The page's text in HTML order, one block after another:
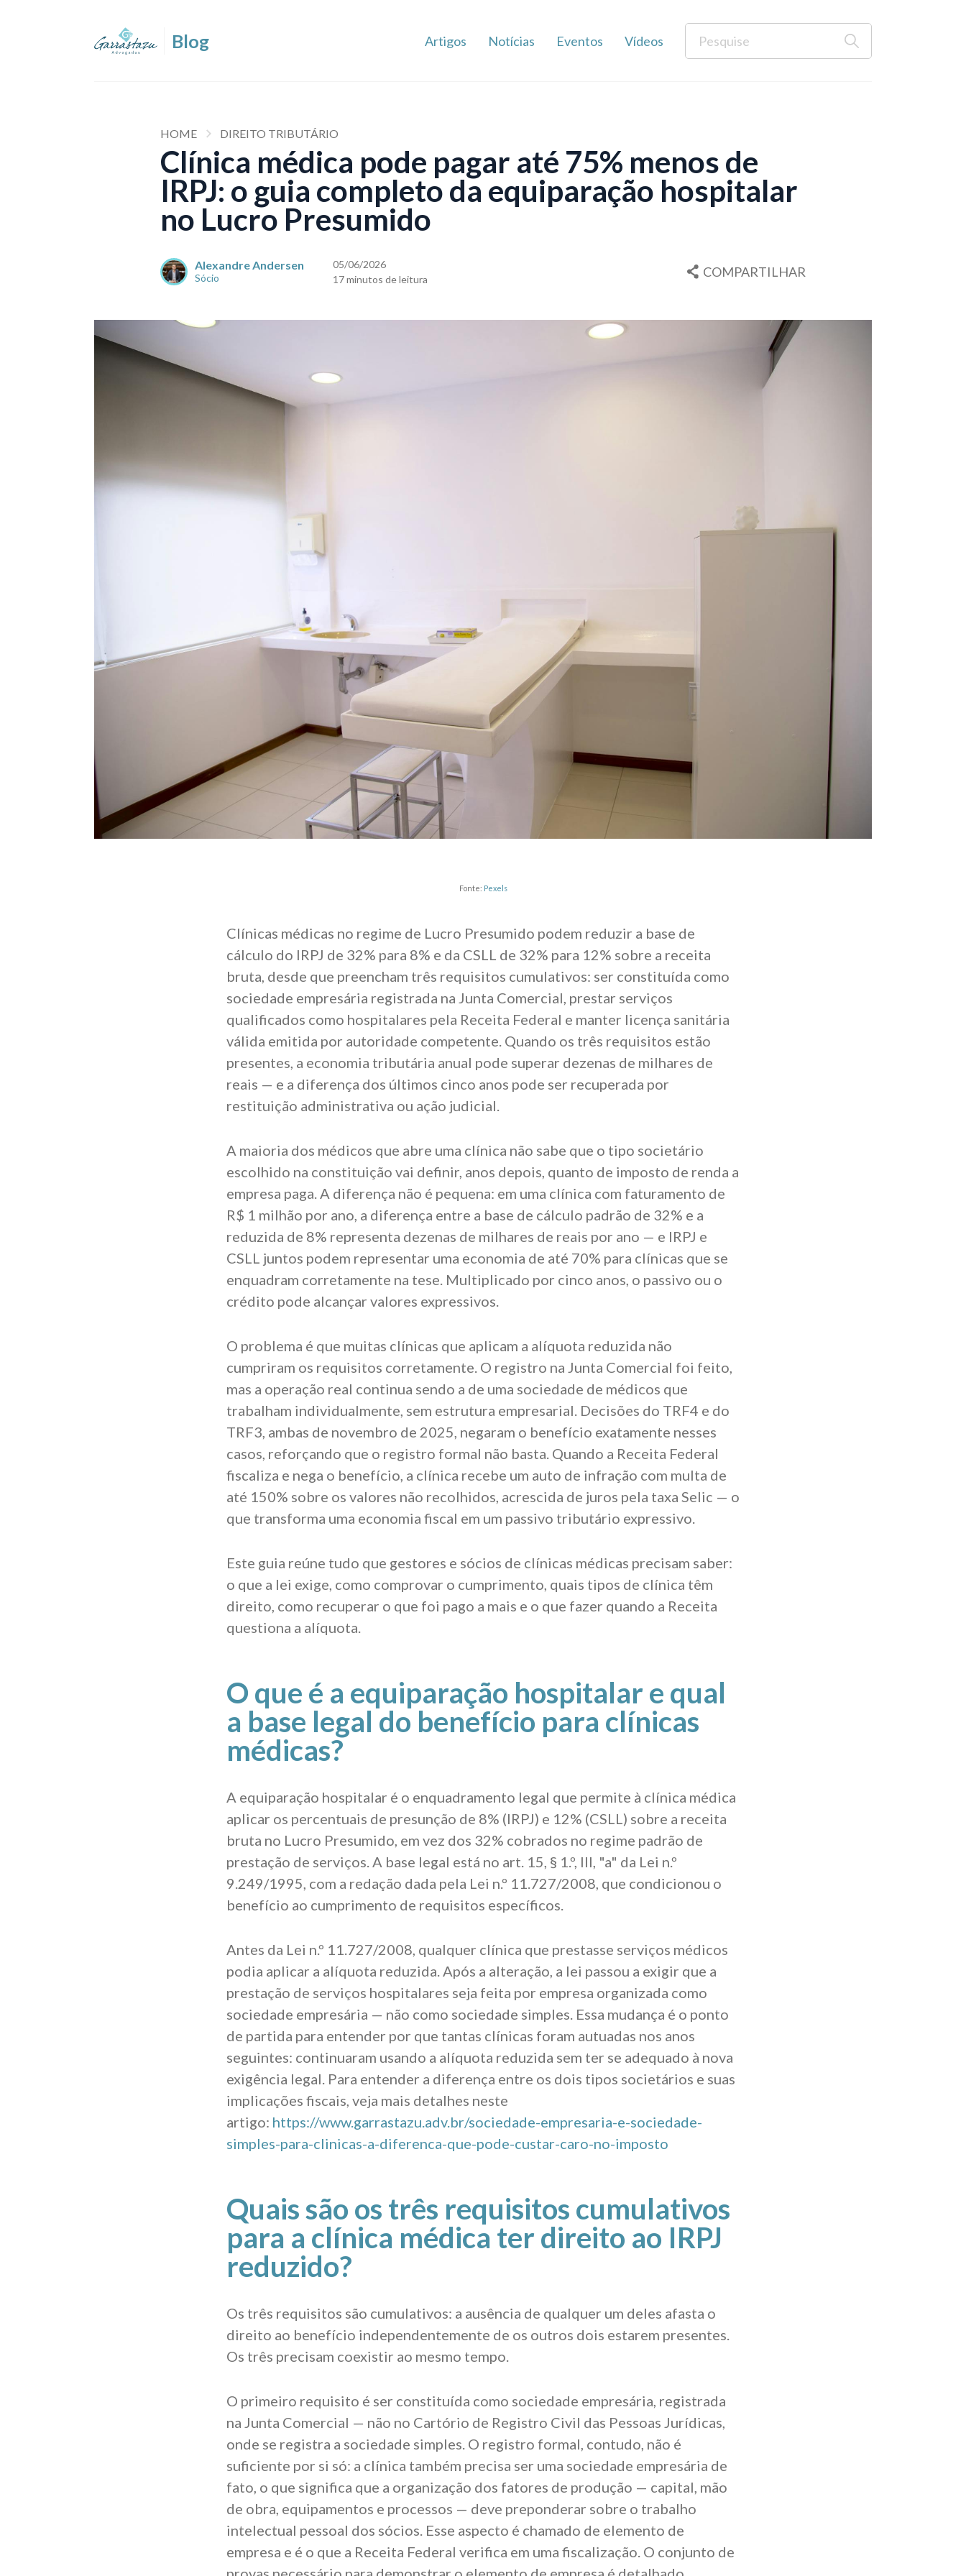
Artigos Notícias Eventos Vídeos
HOME DIREITO TRIBUTÁRIO
Clínica médica pode pagar até 75% menos de
IRPJ: o guia completo da equiparação hospitalar
no Lucro Presumido
Alexandre Andersen
Sócio
05/06/2026
17 minutos de leitura
COMPARTILHAR
Fonte: Pexels
Clínicas médicas no regime de Lucro Presumido podem reduzir a base de
cálculo do IRPJ de 32% para 8% e da CSLL de 32% para 12% sobre a receita
bruta, desde que preencham três requisitos cumulativos: ser constituída como
sociedade empresária registrada na Junta Comercial, prestar serviços
qualificados como hospitalares pela Receita Federal e manter licença sanitária
válida emitida por autoridade competente. Quando os três requisitos estão
presentes, a economia tributária anual pode superar dezenas de milhares de
reais — e a diferença dos últimos cinco anos pode ser recuperada por
restituição administrativa ou ação judicial.
A maioria dos médicos que abre uma clínica não sabe que o tipo societário
escolhido na constituição vai definir, anos depois, quanto de imposto de renda a
empresa paga. A diferença não é pequena: em uma clínica com faturamento de
R$ 1 milhão por ano, a diferença entre a base de cálculo padrão de 32% e a
reduzida de 8% representa dezenas de milhares de reais por ano — e IRPJ e
CSLL juntos podem representar uma economia de até 70% para clínicas que se
enquadram corretamente na tese. Multiplicado por cinco anos, o passivo ou o
crédito pode alcançar valores expressivos.
O problema é que muitas clínicas que aplicam a alíquota reduzida não
cumpriram os requisitos corretamente. O registro na Junta Comercial foi feito,
mas a operação real continua sendo a de uma sociedade de médicos que
trabalham individualmente, sem estrutura empresarial. Decisões do TRF4 e do
TRF3, ambas de novembro de 2025, negaram o benefício exatamente nesses
casos, reforçando que o registro formal não basta. Quando a Receita Federal
fiscaliza e nega o benefício, a clínica recebe um auto de infração com multa de
até 150% sobre os valores não recolhidos, acrescida de juros pela taxa Selic — o
que transforma uma economia fiscal em um passivo tributário expressivo.
Este guia reúne tudo que gestores e sócios de clínicas médicas precisam saber:
o que a lei exige, como comprovar o cumprimento, quais tipos de clínica têm
direito, como recuperar o que foi pago a mais e o que fazer quando a Receita
questiona a alíquota.
O que é a equiparação hospitalar e qual
a base legal do benefício para clínicas
médicas?
A equiparação hospitalar é o enquadramento legal que permite à clínica médica
aplicar os percentuais de presunção de 8% (IRPJ) e 12% (CSLL) sobre a receita
bruta no Lucro Presumido, em vez dos 32% cobrados no regime padrão de
prestação de serviços. A base legal está no art. 15, § 1.º, III, "a" da Lei n.º
9.249/1995, com a redação dada pela Lei n.º 11.727/2008, que condicionou o
benefício ao cumprimento de requisitos específicos.
Antes da Lei n.º 11.727/2008, qualquer clínica que prestasse serviços médicos
podia aplicar a alíquota reduzida. Após a alteração, a lei passou a exigir que a
prestação de serviços hospitalares seja feita por empresa organizada como
sociedade empresária — não como sociedade simples. Essa mudança é o ponto
de partida para entender por que tantas clínicas foram autuadas nos anos
seguintes: continuaram usando a alíquota reduzida sem ter se adequado à nova
exigência legal. Para entender a diferença entre os dois tipos societários e suas
implicações fiscais, veja mais detalhes neste
artigo: https://www.garrastazu.adv.br/sociedade-empresaria-e-sociedade-
simples-para-clinicas-a-diferenca-que-pode-custar-caro-no-imposto
Quais são os três requisitos cumulativos
para a clínica médica ter direito ao IRPJ
reduzido?
Os três requisitos são cumulativos: a ausência de qualquer um deles afasta o
direito ao benefício independentemente de os outros dois estarem presentes.
Os três precisam coexistir ao mesmo tempo.
O primeiro requisito é ser constituída como sociedade empresária, registrada
na Junta Comercial — não no Cartório de Registro Civil das Pessoas Jurídicas,
onde se registra a sociedade simples. O registro formal, contudo, não é
suficiente por si só: a clínica também precisa ser uma sociedade empresária de
fato, o que significa que a organização dos fatores de produção — capital, mão
de obra, equipamentos e processos — deve preponderar sobre o trabalho
intelectual pessoal dos sócios. Esse aspecto é chamado de elemento de
empresa e é o que a Receita Federal verifica em uma fiscalização. O conjunto de